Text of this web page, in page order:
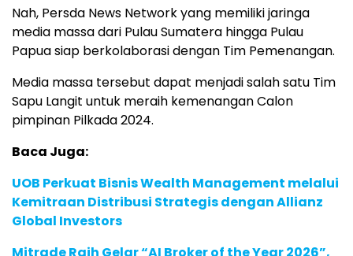
Nah, Persda News Network yang memiliki jaringa
media massa dari Pulau Sumatera hingga Pulau
Papua siap berkolaborasi dengan Tim Pemenangan.
Media massa tersebut dapat menjadi salah satu Tim
Sapu Langit untuk meraih kemenangan Calon
pimpinan Pilkada 2024.
Baca Juga:
UOB Perkuat Bisnis Wealth Management melalui
Kemitraan Distribusi Strategis dengan Allianz
Global Investors